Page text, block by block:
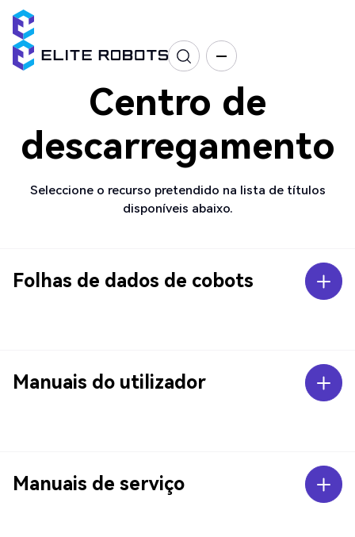
Centro de
descarregamento
Seleccione o recurso pretendido na lista de títulos
disponíveis abaixo.
Folhas de dados de cobots
Manuais do utilizador
Manuais de serviço